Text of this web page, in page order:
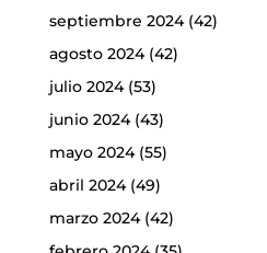
septiembre 2024(42)
agosto 2024(42)
julio 2024(53)
junio 2024(43)
mayo 2024(55)
abril 2024(49)
marzo 2024(42)